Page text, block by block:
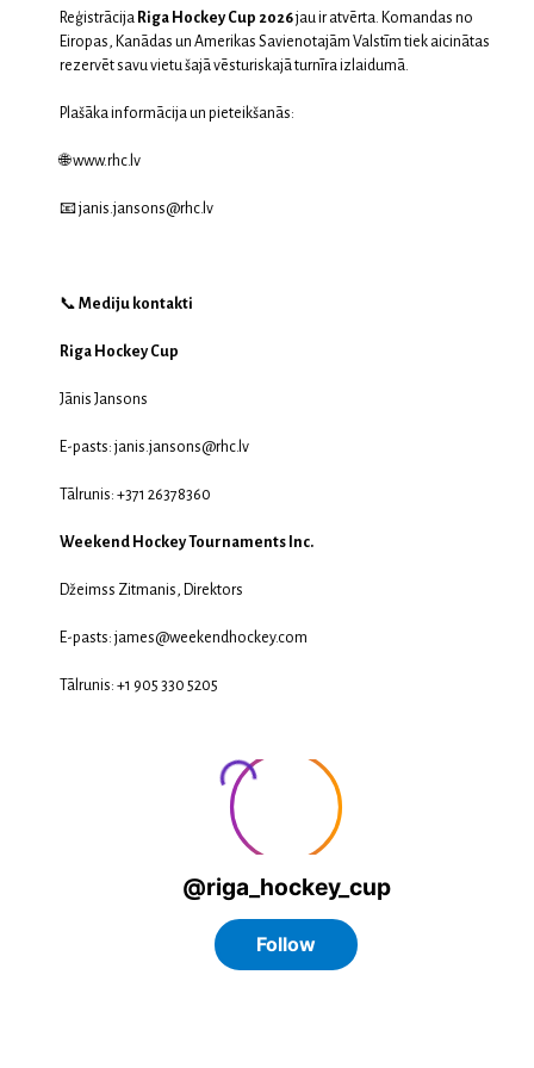
Reģistrācija Riga Hockey Cup 2026jau ir atvērta. Komandas no
Eiropas, Kanādas un Amerikas Savienotajām Valstīm tiek aicinātas
rezervēt savu vietu šajā vēsturiskajā turnīra izlaidumā.
Plašāka informācija un pieteikšanās:
🌐www.rhc.lv
📧janis.jansons@rhc.lv
📞 Mediju kontakti
Riga Hockey Cup
Jānis Jansons
E-pasts: janis.jansons@rhc.lv
Tālrunis: +371 26378360
Weekend Hockey Tournaments Inc.
Džeimss Zitmanis, Direktors
E-pasts: james@weekendhockey.com
Tālrunis: +1 905 330 5205